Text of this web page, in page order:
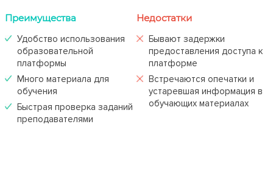
Преимущества
Удобство использования
образовательной
платформы
Много материала для
обучения
Быстрая проверка заданий
преподавателями
Недостатки
Бывают задержки
предоставления доступа к
платформе
Встречаются опечатки и
устаревшая информация в
обучающих материалах